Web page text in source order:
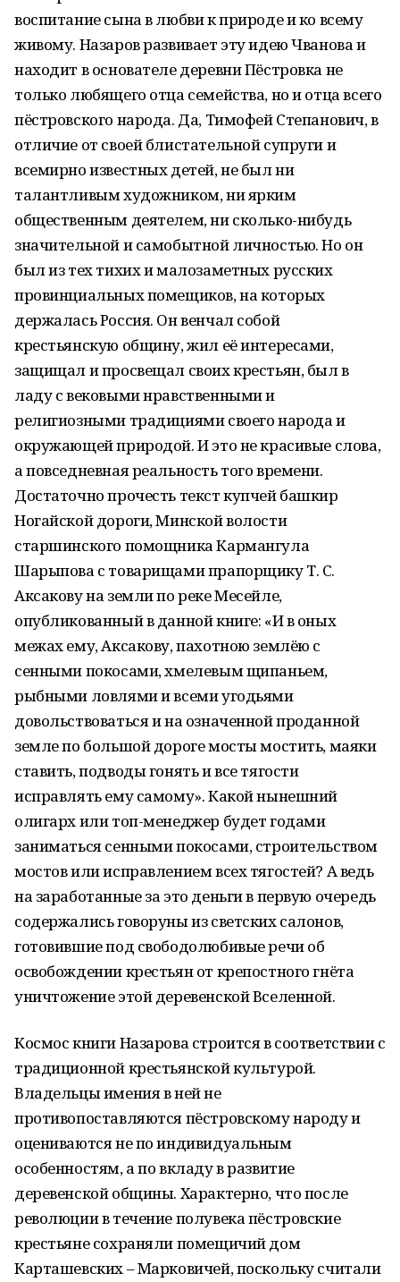
воспитание сына в любви к природе и ко всему
живому. Назаров развивает эту идею Чванова и
находит в основателе деревни Пёстровка не
только любящего отца семейства, но и отца всего
пёстровского народа. Да, Тимофей Степанович, в
отличие от своей блистательной супруги и
всемирно известных детей, не был ни
талантливым художником, ни ярким
общественным деятелем, ни сколько-нибудь
значительной и самобытной личностью. Но он
был из тех тихих и малозаметных русских
провинциальных помещиков, на которых
держалась Россия. Он венчал собой
крестьянскую общину, жил её интересами,
защищал и просвещал своих крестьян, был в
ладу с вековыми нравственными и
религиозными традициями своего народа и
окружающей природой. И это не красивые слова,
а повседневная реальность того времени.
Достаточно прочесть текст купчей башкир
Ногайской дороги, Минской волости
старшинского помощника Кармангула
Шарыпова с товарищами прапорщику Т. С.
Аксакову на земли по реке Месейле,
опубликованный в данной книге: «И в оных
межах ему, Аксакову, пахотною землёю с
сенными покосами, хмелевым щипаньем,
рыбными ловлями и всеми угодьями
довольствоваться и на означенной проданной
земле по большой дороге мосты мостить, маяки
ставить, подводы гонять и все тягости
исправлять ему самому». Какой нынешний
олигарх или топ-менеджер будет годами
заниматься сенными покосами, строительством
мостов или исправлением всех тягостей? А ведь
на заработанные за это деньги в первую очередь
содержались говоруны из светских салонов,
готовившие под свободолюбивые речи об
освобождении крестьян от крепостного гнёта
уничтожение этой деревенской Вселенной.
Космос книги Назарова строится в соответствии с
традиционной крестьянской культурой.
Владельцы имения в ней не
противопоставляются пёстровскому народу и
оцениваются не по индивидуальным
особенностям, а по вкладу в развитие
деревенской общины. Характерно, что после
революции в течение полувека пёстровские
крестьяне сохраняли помещичий дом
Карташевских – Марковичей, поскольку считали